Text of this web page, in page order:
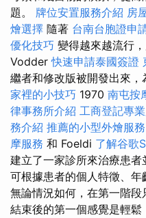
題。 牌位安置服務介紹 房
燴選擇 隨著 台南台胞證申
優化技巧 變得越來越流行
Vodder快速申請泰國簽證
繼者和修改版被開發出來，
家裡的小技巧 1970 南屯按
律事務所介紹 工商登記專
務介紹 推薦的小型外燴服務
摩服務 和 Foeldi 了解谷歌
建立了一家診所來治療患者
可根據患者的個人特徵、年
無論情況如何，在第一階
結束後的第一個感覺是輕